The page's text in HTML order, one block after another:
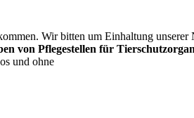
Wir bitten um Einhaltung unserer
von Pflegestellen für
und ohne